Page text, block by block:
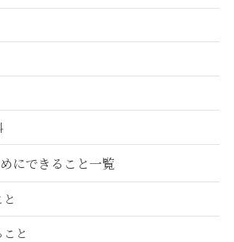
にできること一覧
と